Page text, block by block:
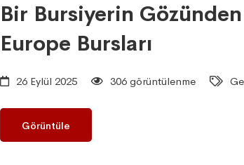
Bir Bursiyerin
Europe Bursları
26 Eylül 2025 306 görüntülenme
Görüntüle